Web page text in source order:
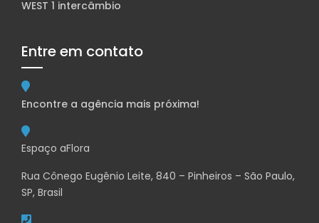
WEST 1 intercâmbio
Entre em contato
Encontre a agência mais próxima!
Espaço aFlora
Rua Cônego Eugênio Leite, 840 – Pinheiros – São Paulo,
SP, Brasil